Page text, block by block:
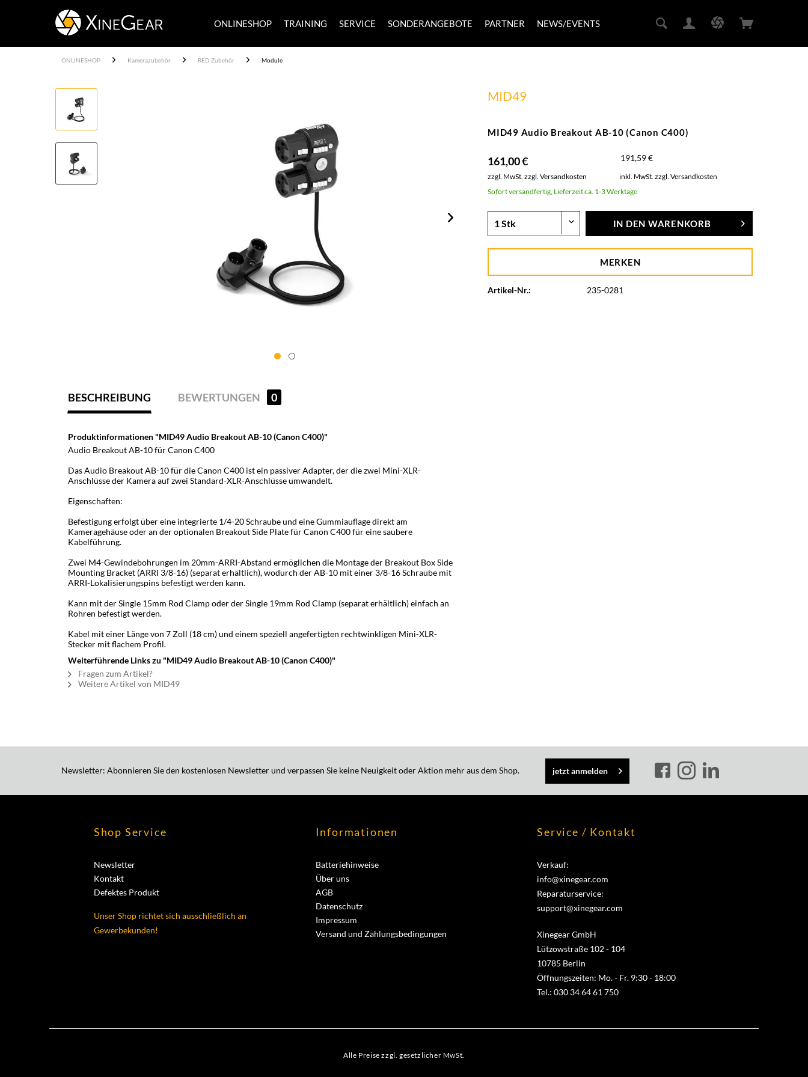
ONLINESHOP TRAINING SERVICE SONDERANGEBOTE PARTNER NEWS/EVENTS
ONLINESHOP Kamerazubehör RED Zubehör Module
MID49
MID49 Audio Breakout AB-10 (Canon C400)
161,00 € 191,59 €
zzgl. MwSt.zzgl. Versandkosten inkl. MwSt.zzgl. Versandkosten
Sofort versandfertig, Lieferzeit ca. 1-3 Werktage
IN DEN WARENKORB
MERKEN
Artikel-Nr.: 235-0281
BESCHREIBUNG BEWERTUNGEN 0
Produktinformationen "MID49 Audio Breakout AB-10 (Canon C400)"
Audio Breakout AB-10 für Canon C400
Das Audio Breakout AB-10 für die Canon C400 ist ein passiver Adapter, der die zwei Mini-XLR-
Anschlüsse der Kamera auf zwei Standard-XLR-Anschlüsse umwandelt.
Eigenschaften:
Befestigung erfolgt über eine integrierte 1/4-20 Schraube und eine Gummiauflage direkt am
Kameragehäuse oder an der optionalen Breakout Side Plate für Canon C400 für eine saubere
Kabelführung.
Zwei M4-Gewindebohrungen im 20mm-ARRI-Abstand ermöglichen die Montage der Breakout Box Side
Mounting Bracket (ARRI 3/8-16) (separat erhältlich), wodurch der AB-10 mit einer 3/8-16 Schraube mit
ARRI-Lokalisierungspins befestigt werden kann.
Kann mit der Single 15mm Rod Clamp oder der Single 19mm Rod Clamp (separat erhältlich) einfach an
Rohren befestigt werden.
Kabel mit einer Länge von 7 Zoll (18 cm) und einem speziell angefertigten rechtwinkligen Mini-XLR-
Stecker mit flachem Profil.
Weiterführende Links zu "MID49 Audio Breakout AB-10 (Canon C400)"
Fragen zum Artikel?
Weitere Artikel von MID49
Newsletter: Abonnieren Sie den kostenlosen Newsletter und verpassen Sie keine Neuigkeit oder Aktion mehr aus dem Shop. jetzt anmelden
Shop Service
Newsletter
Kontakt
Defektes Produkt
Unser Shop richtet sich ausschließlich an
Gewerbekunden!
Informationen
Batteriehinweise
Über uns
AGB
Datenschutz
Impressum
Versand und Zahlungsbedingungen
Service / Kontakt
Verkauf:
info@xinegear.com
Reparaturservice:
support@xinegear.com
Xinegear GmbH
Lützowstraße 102 - 104
10785 Berlin
Öffnungszeiten: Mo. - Fr. 9:30 - 18:00
Tel.: 030 34 64 61 750
Alle Preise zzgl. gesetzlicher MwSt.